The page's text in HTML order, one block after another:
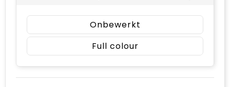
Onbewerkt
Full colour